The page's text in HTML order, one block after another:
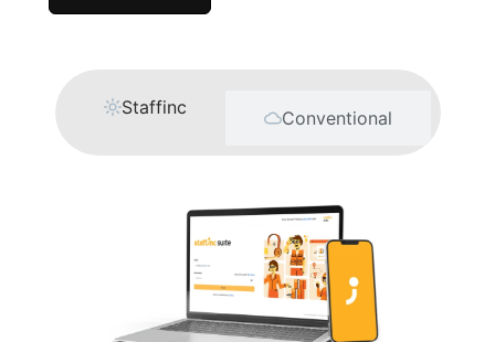
Staffinc Conventional